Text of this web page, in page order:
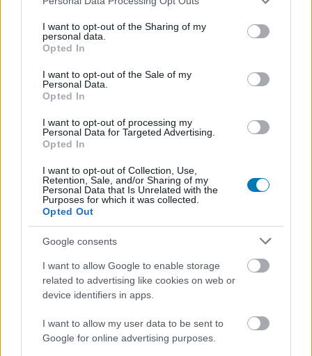
not limited to your visit or usage behaviour. You may click to
grant or deny consent to Google and its third-party tags to
use your data for below specified purposes in below Google
consent section.
I want to opt-out of the Sharing of my
personal data.
Opted In
I want to opt-out of the Sale of my
Personal Data.
Opted In
I want to opt-out of processing my
Personal Data for Targeted Advertising.
Opted In
I want to opt-out of Collection, Use,
Retention, Sale, and/or Sharing of my
Personal Data that Is Unrelated with the
Purposes for which it was collected.
Opted Out
Google consents
I want to allow Google to enable storage
related to advertising like cookies on web or
device identifiers in apps.
I want to allow my user data to be sent to
Google for online advertising purposes.
sorozat.
#werewolf by night #marvel studios
#disney+
#man-thing
Jóval felhasználóbarátabb lett
az Xbox másolásvédelmi